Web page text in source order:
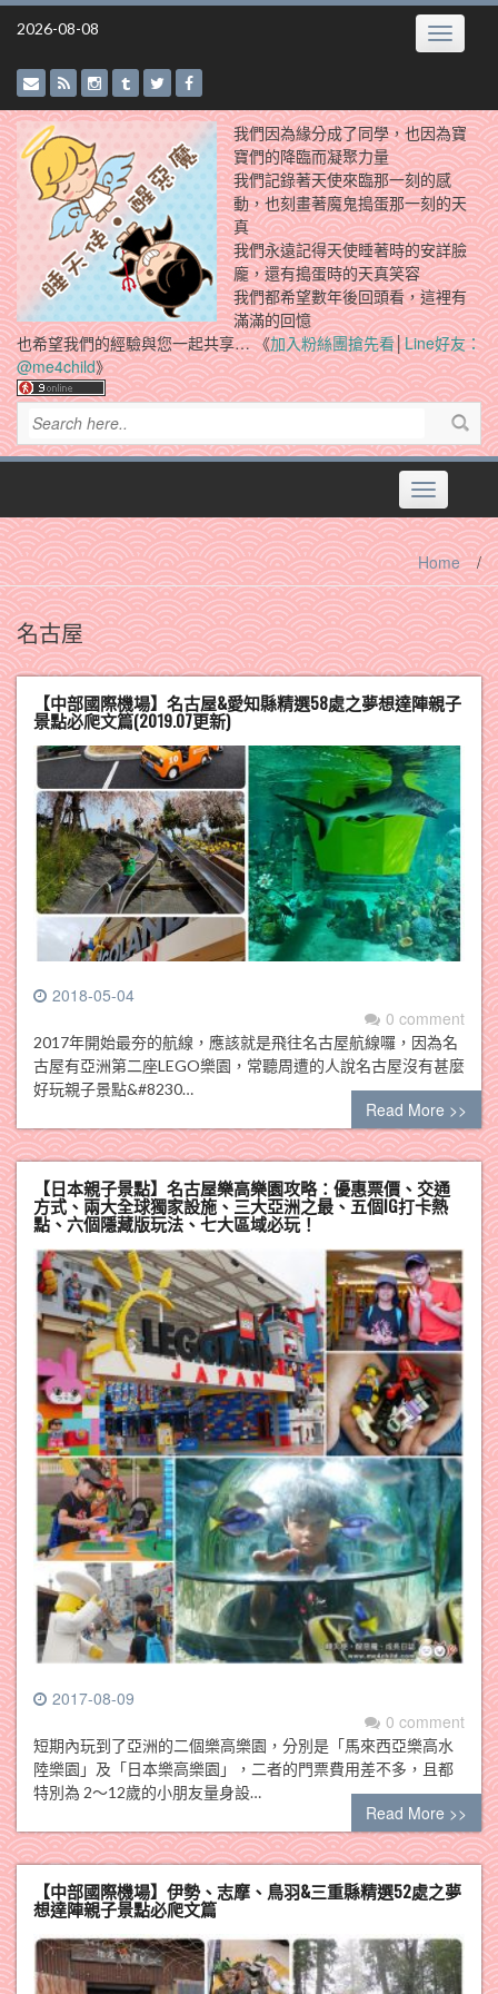
Skip
2026-08-08 Toggle
我們因為緣分成了同學，也因為寶
寶們的降臨而凝聚力量
我們記錄著天使來臨那一刻的感
動，也刻畫著魔鬼搗蛋那一刻的天
真
我們永遠記得天使睡著時的安詳臉
龐，還有搗蛋時的天真笑容
我們都希望數年後回頭看，這裡有
滿滿的回憶
也希望我們的經驗與您一起共享… 《加入粉絲團搶先看│Line好友：
@me4child》
Toggle
navigation
Home /
名古屋
【中部國際機場】名古屋&愛知縣精選58處之夢想達陣親子
景點必爬文篇(2019.07更新)
2018-05-04
0 comment
2017年開始最夯的航線，應該就是飛往名古屋航線囉，因為名
古屋有亞洲第二座LEGO樂園，常聽周遭的人說名古屋沒有甚麼
好玩親子景點&#8230…
Read More >>
【日本親子景點】名古屋樂高樂園攻略：優惠票價、交通
方式、兩大全球獨家設施、三大亞洲之最、五個IG打卡熱
點、六個隱藏版玩法、七大區域必玩！
2017-08-09
0 comment
短期內玩到了亞洲的二個樂高樂園，分別是「馬來西亞樂高水
陸樂園」及「日本樂高樂園」，二者的門票費用差不多，且都
特別為 2～12歲的小朋友量身設…
Read More >>
【中部國際機場】伊勢、志摩、鳥羽&三重縣精選52處之夢
想達陣親子景點必爬文篇